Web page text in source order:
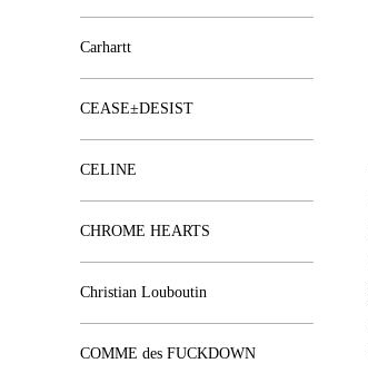
Carhartt
CEASE±DESIST
CELINE
CHROME HEARTS
Christian Louboutin
COMME des FUCKDOWN